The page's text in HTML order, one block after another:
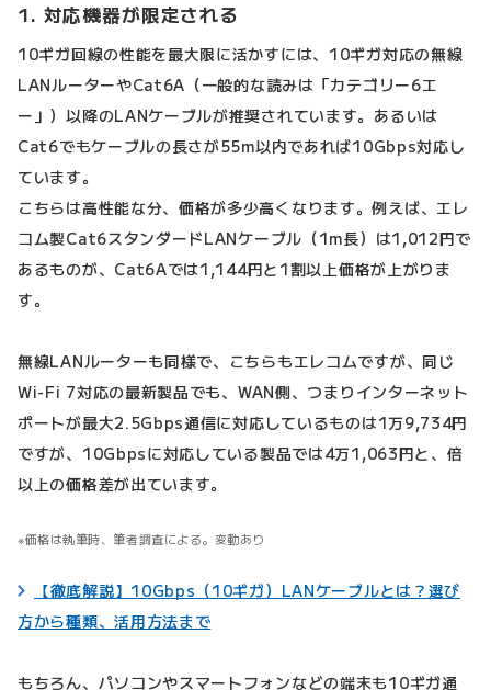
1. 対応機器が限定される
10ギガ回線の性能を最大限に活かすには、10ギガ対応の無線
LANルーターやCat6A（一般的な読みは「カテゴリー6エ
ー」）以降のLANケーブルが推奨されています。あるいは
Cat6でもケーブルの長さが55m以内であれば10Gbps対応し
ています。
こちらは高性能な分、価格が多少高くなります。例えば、エレ
コム製Cat6スタンダードLANケーブル（1m長）は1,012円で
あるものが、Cat6Aでは1,144円と1割以上価格が上がりま
す。
無線LANルーターも同様で、こちらもエレコムですが、同じ
Wi-Fi 7対応の最新製品でも、WAN側、つまりインターネット
ポートが最大2.5Gbps通信に対応しているものは1万9,734円
ですが、10Gbpsに対応している製品では4万1,063円と、倍
以上の価格差が出ています。
価格は執筆時、筆者調査による。変動あり
【徹底解説】10Gbps（10ギガ）LANケーブルとは？選び
方から種類、活用方法まで
もちろん、パソコンやスマートフォンなどの端末も10ギガ通